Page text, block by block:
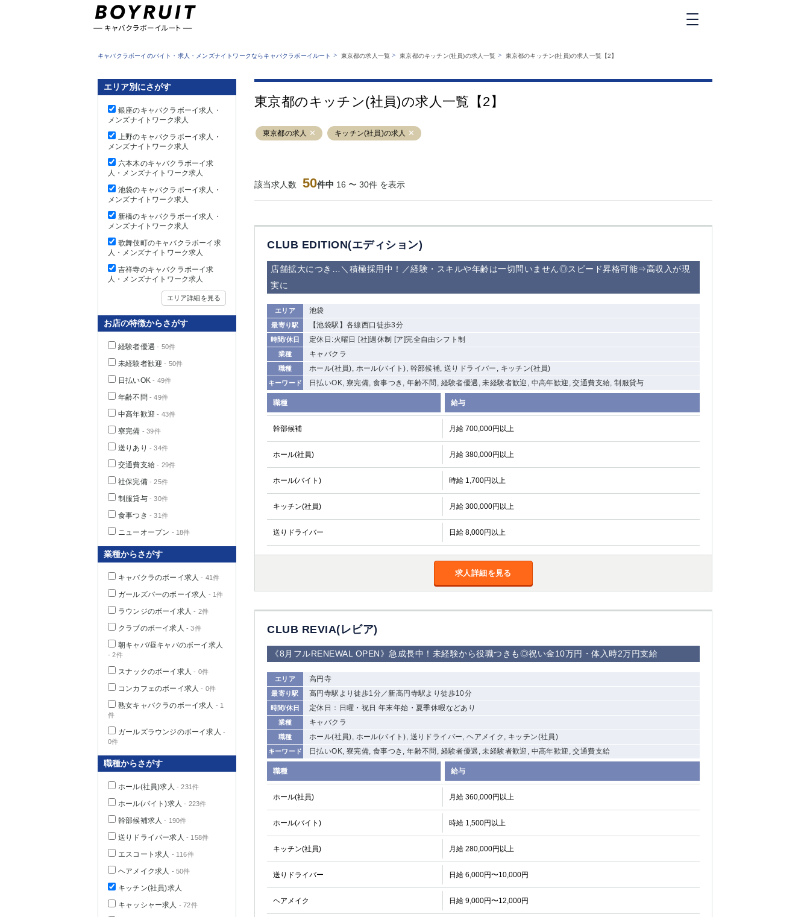
業種から探す
職種から探す
キャバクラボーイルートとは？
サイトマップ
キャバクラボーイのバイト・求人・メンズナイトワークならキャバクラボーイルート > 東京都の求人一覧 >東京都のキッチン(社員)の求人一覧 > 東京都のキッチン(社員)の求人一覧【2】
東京都のキッチン(社員)の求人一覧【2】
東京都の求人 キッチン(社員)の求人
該当求人数 50件中 16 〜 30件 を表示
CLUB EDITION(エディション)
店舗拡大につき…＼積極採用中！／経験・スキルや年齢は一切問いません◎スピード昇格可能⇒高収入が現
実に
エリア 池袋
最寄り駅 【池袋駅】各線西口徒歩3分
時間/休日 定休日:火曜日 [社]週休制 [ア]完全自由シフト制
業種 キャバクラ
職種 ホール(社員), ホール(バイト), 幹部候補, 送りドライバー, キッチン(社員)
キーワード 日払いOK, 寮完備, 食事つき, 年齢不問, 経験者優遇, 未経験者歓迎, 中高年歓迎, 交通費支給, 制服貸与
職種 給与
幹部候補 月給 700,000円以上
ホール(社員) 月給 380,000円以上
ホール(バイト) 時給 1,700円以上
キッチン(社員) 月給 300,000円以上
送りドライバー 日給 8,000円以上
求人詳細を見る
CLUB REVIA(レビア)
《8月フルRENEWAL OPEN》急成長中！未経験から役職つきも◎祝い金10万円・体入時2万円支給
エリア 高円寺
最寄り駅 高円寺駅より徒歩1分／新高円寺駅より徒歩10分
時間/休日 定休日：日曜・祝日 年末年始・夏季休暇などあり
業種 キャバクラ
職種 ホール(社員), ホール(バイト), 送りドライバー, ヘアメイク, キッチン(社員)
キーワード 日払いOK, 寮完備, 食事つき, 年齢不問, 経験者優遇, 未経験者歓迎, 中高年歓迎, 交通費支給
職種 給与
ホール(社員) 月給 360,000円以上
ホール(バイト) 時給 1,500円以上
キッチン(社員) 月給 280,000円以上
送りドライバー 日給 6,000円〜10,000円
ヘアメイク 日給 9,000円〜12,000円
エリア別にさがす
銀座のキャバクラボーイ求人・
メンズナイトワーク求人
上野のキャバクラボーイ求人・
メンズナイトワーク求人
六本木のキャバクラボーイ求
人・メンズナイトワーク求人
池袋のキャバクラボーイ求人・
メンズナイトワーク求人
新橋のキャバクラボーイ求人・
メンズナイトワーク求人
歌舞伎町のキャバクラボーイ求
人・メンズナイトワーク求人
吉祥寺のキャバクラボーイ求
人・メンズナイトワーク求人
エリア詳細を見る
お店の特徴からさがす
経験者優遇 - 50件
未経験者歓迎 - 50件
日払いOK - 49件
年齢不問 - 49件
中高年歓迎 - 43件
寮完備 - 39件
送りあり - 34件
交通費支給 - 29件
社保完備- 25件
制服貸与- 30件
食事つき - 31件
ニューオープン - 18件
業種からさがす
キャバクラのボーイ求人 - 41件
ガールズバーのボーイ求人 - 1件
ラウンジのボーイ求人 - 2件
クラブのボーイ求人 - 3件
朝キャバ/昼キャバのボーイ求人
- 2件
スナックのボーイ求人 - 0件
コンカフェのボーイ求人 - 0件
熟女キャバクラのボーイ求人 - 1
件
ガールズラウンジのボーイ求人 -
0件
職種からさがす
ホール(社員)求人 - 231件
ホール(バイト)求人 - 223件
幹部候補求人 - 190件
送りドライバー求人 - 158件
エスコート求人 - 116件
ヘアメイク求人 - 50件
キッチン(社員)求人
キャッシャー求人 - 72件
東京都 銀座 上野 六本木 池袋
新橋
立川
千葉中央 門前仲町 町田
大山
赤坂
ひばりヶ丘（北
学芸大学
の好立地！
「赤羽駅」から
徒歩2分 ②東
京メトロ南北線
「赤羽岩淵駅」
宿
①歌舞伎町 ②
新宿
①銀座 ②新橋 錦糸町(南口) 蒲田(西口) 清瀬（南口）
①東武練馬 ②
成増・板橋 ③
大山 ②池袋
下赤塚
浅草 新小岩 幡ヶ谷
小岩
湯島 久米川 市川
西麻布
五井
関内 溝の口
新横浜
藤沢 平塚 武蔵小杉
橋本
小田原
関内・馬車道・
日ノ出町
武蔵新城
茅ヶ崎 たまプラーザ 大船
厚木
横須賀 桜木町
大宮 南越谷 志木 川越
草加
南浦和
獨協大学前＜草
加松原＞
蕨
千葉県 船橋 津田沼 成田 千葉
西船橋
浦安
宇都宮 小山
東武宇都宮（宇
茨城県 土浦
群馬県 高崎
選択した内容で設定